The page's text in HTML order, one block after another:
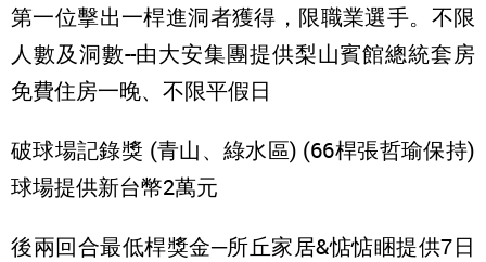
第一位擊出一桿進洞者獲得，限職業選手。不限
人數及洞數--由大安集團提供梨山賓館總統套房
免費住房一晚、不限平假日
破球場記錄獎 (青山、綠水區) (66桿張哲瑜保持)
球場提供新台幣2萬元
後兩回合最低桿獎金─所丘家居&惦惦睏提供7日